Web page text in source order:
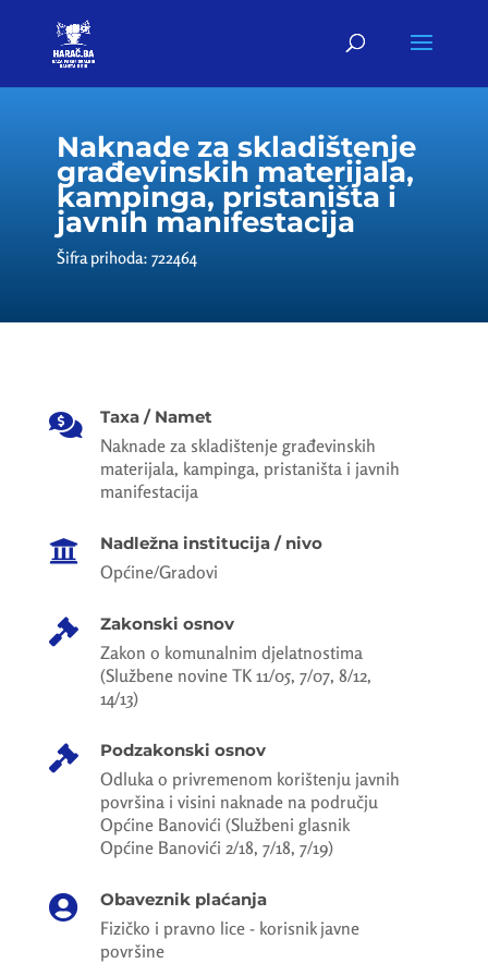
Naknade za skladištenje
građevinskih materijala,
kampinga, pristaništa i
javnih manifestacija
Šifra prihoda: 722464
 Taxa / Namet
Naknade za skladištenje građevinskih
materijala, kampinga, pristaništa i javnih
manifestacija
 Nadležna institucija / nivo
Općine/Gradovi
 Zakonski osnov
Zakon o komunalnim djelatnostima
(Službene novine TK 11/05, 7/07, 8/12,
14/13)
 Podzakonski osnov
Odluka o privremenom korištenju javnih
površina i visini naknade na području
Općine Banovići (Službeni glasnik
Općine Banovići 2/18, 7/18, 7/19)
 Obaveznik plaćanja
Fizičko i pravno lice - korisnik javne
površine